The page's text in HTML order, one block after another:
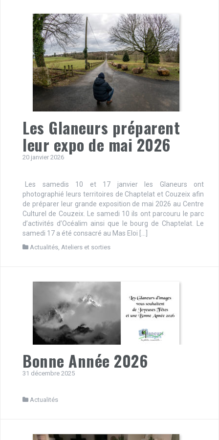
Les Glaneurs préparent
leur expo de mai 2026
20 janvier 2026
Les samedis 10 et 17 janvier les Glaneurs ont
photographié leurs territoires de Chaptelat et Couzeix afin
de préparer leur grande exposition de mai 2026 au Centre
Culturel de Couzeix. Le samedi 10 ils ont parcouru le parc
d’activités d’Océalim ainsi que le bourg de Chaptelat. Le
samedi 17 a été consacré au Mas Eloi […]
Actualités, Ateliers et sorties
Bonne Année 2026
31 décembre 2025
Actualités